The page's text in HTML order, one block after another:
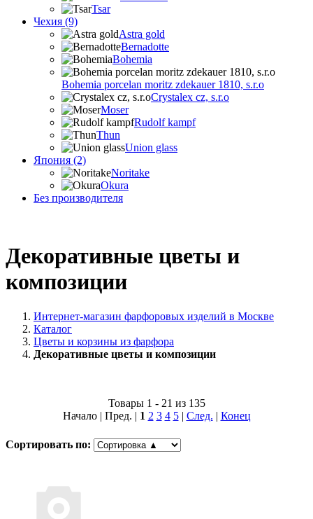
Tsar
Чехия (9)
Astra gold
Bernadotte
Bohemia
Bohemia porcelan moritz zdekauer 1810, s.r.o
Crystalex cz, s.r.o
Moser
Rudolf kampf
Thun
Union glass
Япония (2)
Noritake
Okura
Без производителя
Декоративные цветы и
композиции
Интернет-магазин фарфоровых изделий в Москве
Каталог
Цветы и корзины из фарфора
Декоративные цветы и композиции
Товары 1 - 21 из 135
Начало | Пред. | 1 2 3 4 5| След. | Конец
Сортировать по: